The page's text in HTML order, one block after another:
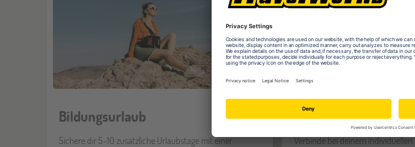
Bildungsurlaub
Sichere dir 5-10 zusätzliche Urlaubstage mit einer
Sprachen-Megatrip
Verbinde bei deinem